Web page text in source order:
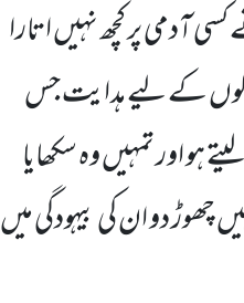
آدمی پر کچھ نہیں اتارا
کے لیے ہدایت جس
اور تمہیں وہ سکھایا
چھوڑ دو ان کی بیہودگی میں